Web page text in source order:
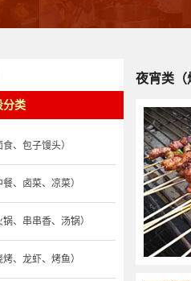
分类
、包子馒头）
、卤菜、凉菜）
、串串香、汤锅）
、龙虾、烤鱼）
夜宵类（